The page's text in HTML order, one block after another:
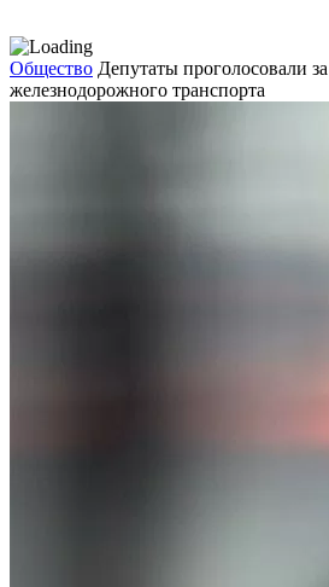
Общество Депутаты проголосовали
железнодорожного транспорта